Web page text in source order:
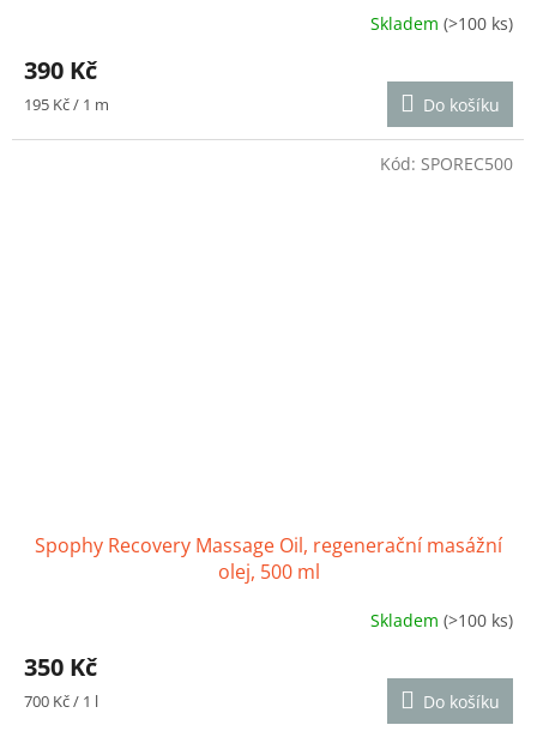
produktu
je
4,8
z
Skladem(>100 ks)
390 Kč
Měrná
195 Kč / 1 m Do košíku
Spophy Recovery Massage Oil, regenerační masážní
olej, 500 ml
produktu
je
4,9
Skladem(>100 ks)
350 Kč
Měrná
700 Kč / 1 l Do košíku
Kód: SPOREC500